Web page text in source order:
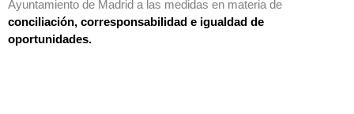
Ayuntamiento de Madrid a las medidas en materia de
conciliación, corresponsabilidad e igualdad de
oportunidades.